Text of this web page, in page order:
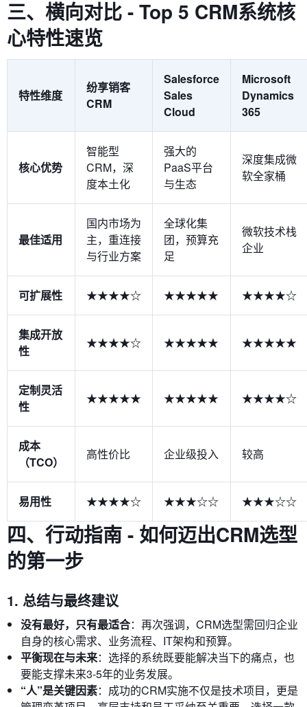
三、横向对比 - Top 5 CRM系统核
心特性速览
特性维度
纷享销客
CRM
Salesforce
Sales
Cloud
Microsoft
Dynamics
365
核心优势
智能型
CRM，深
度本土化
强大的
PaaS平台
与生态
深度集成微
软全家桶
最佳适用
国内市场为
主，重连接
与行业方案
全球化集
团，预算充
足
微软技术栈
企业
可扩展性 ★★★★☆ ★★★★★ ★★★★☆
集成开放
性
★★★★☆ ★★★★★ ★★★★★
定制灵活
性
★★★★★ ★★★★★ ★★★★☆
成本
（TCO）
高性价比 企业级投入 较高
易用性 ★★★★☆ ★★★☆☆ ★★★☆☆
四、行动指南 - 如何迈出CRM选型
的第一步
1. 总结与最终建议
没有最好，只有最适合：再次强调，CRM选型需回归企业
自身的核心需求、业务流程、IT架构和预算。
平衡现在与未来：选择的系统既要能解决当下的痛点，也
要能支撑未来3-5年的业务发展。
“人”是关键因素：成功的CRM实施不仅是技术项目，更是